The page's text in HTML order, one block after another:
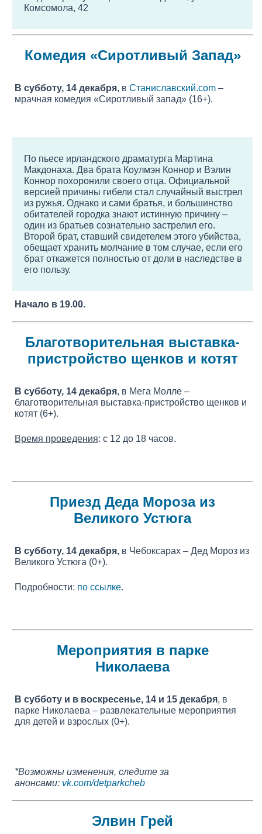
Комсомола, 42
Комедия «Сиротливый Запад»
В субботу, 14 декабря, в Станиславский.com –
мрачная комедия «Сиротливый запад» (16+).
По пьесе ирландского драматурга Мартина
Макдонаха. Два брата Коулмэн Коннор и Вэлин
Коннор похоронили своего отца. Официальной
версией причины гибели стал случайный выстрел
из ружья. Однако и сами братья, и большинство
обитателей городка знают истинную причину –
один из братьев сознательно застрелил его.
Второй брат, ставший свидетелем этого убийства,
обещает хранить молчание в том случае, если его
брат откажется полностью от доли в наследстве в
его пользу.
Начало в 19.00.
Благотворительная выставка-
пристройство щенков и котят
В субботу, 14 декабря, в Мега Молле –
благотворительная выставка-пристройство щенков и
котят (6+).
Время проведения: с 12 до 18 часов.
Приезд Деда Мороза из
Великого Устюга
В субботу, 14 декабря, в Чебоксарах – Дед Мороз из
Великого Устюга (0+).
Подробности: по ссылке.
Мероприятия в парке
Николаева
В субботу и в воскресенье, 14 и 15 декабря, в
парке Николаева – развлекательные мероприятия
для детей и взрослых (0+).
*Возможны изменения, следите за
анонсами: vk.com/detparkcheb
Элвин Грей